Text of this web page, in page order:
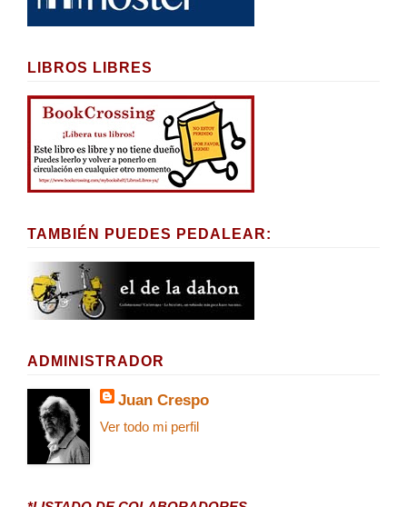
LIBROS LIBRES
TAMBIÉN PUEDES PEDALEAR:
ADMINISTRADOR
Juan Crespo
Ver todo mi perfil